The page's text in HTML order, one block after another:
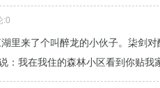
:0
里来了个叫醉龙的小伙子。柒剑
：我在我住的森林小区看到你贴我